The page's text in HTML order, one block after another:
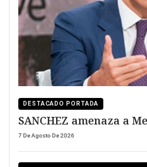
DESTACADO PORTADA
SANCHEZ amenaza
7 De Agosto De 2026